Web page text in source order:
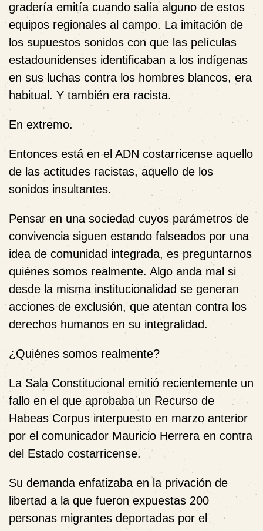
gradería emitía cuando salía alguno de estos
equipos regionales al campo. La imitación de
los supuestos sonidos con que las películas
estadounidenses identificaban a los indígenas
en sus luchas contra los hombres blancos, era
habitual. Y también era racista.
En extremo.
Entonces está en el ADN costarricense aquello
de las actitudes racistas, aquello de los
sonidos insultantes.
Pensar en una sociedad cuyos parámetros de
convivencia siguen estando falseados por una
idea de comunidad integrada, es preguntarnos
quiénes somos realmente. Algo anda mal si
desde la misma institucionalidad se generan
acciones de exclusión, que atentan contra los
derechos humanos en su integralidad.
¿Quiénes somos realmente?
La Sala Constitucional emitió recientemente un
fallo en el que aprobaba un Recurso de
Habeas Corpus interpuesto en marzo anterior
por el comunicador Mauricio Herrera en contra
del Estado costarricense.
Su demanda enfatizaba en la privación de
libertad a la que fueron expuestas 200
personas migrantes deportadas por el